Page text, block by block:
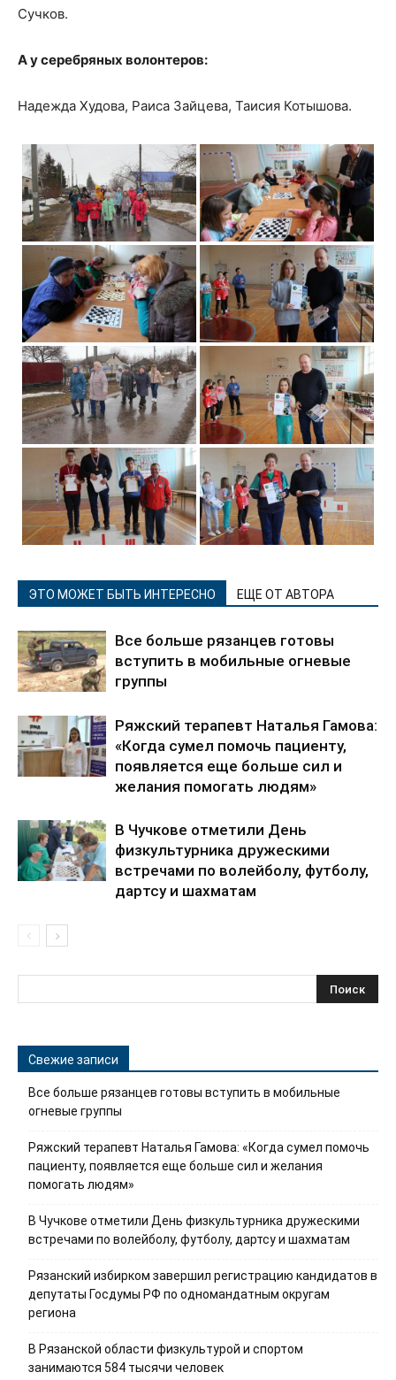
Сучков.
А у серебряных волонтеров:
Надежда Худова, Раиса Зайцева, Таисия Котышова.
ЭТО МОЖЕТ БЫТЬ ИНТЕРЕСНО ЕЩЕ ОТ АВТОРА
Все больше рязанцев готовы
вступить в мобильные огневые
группы
Ряжский терапевт Наталья Гамова:
«Когда сумел помочь пациенту,
появляется еще больше сил и
желания помогать людям»
В Чучкове отметили День
физкультурника дружескими
встречами по волейболу, футболу,
дартсу и шахматам
Свежие записи
Все больше рязанцев готовы вступить в мобильные
огневые группы
Ряжский терапевт Наталья Гамова: «Когда сумел помочь
пациенту, появляется еще больше сил и желания
помогать людям»
В Чучкове отметили День физкультурника дружескими
встречами по волейболу, футболу, дартсу и шахматам
Рязанский избирком завершил регистрацию кандидатов в
депутаты Госдумы РФ по одномандатным округам
региона
В Рязанской области физкультурой и спортом
занимаются 584 тысячи человек